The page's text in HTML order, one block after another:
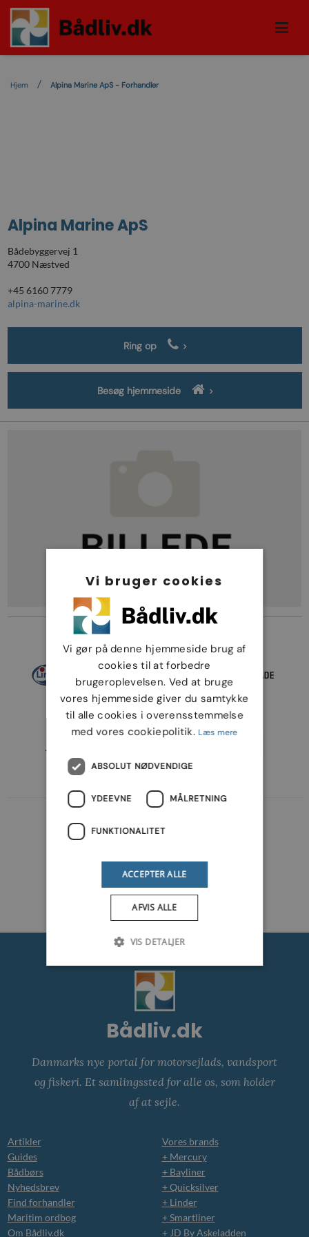
Hjem Alpina Marine ApS - Forhandler
Alpina Marine ApS
Bådebyggervej 1
4700 Næstved
+45 6160 7779
alpina-marine.dk
Ring op
Besøg hjemmeside
Varemærker
Bådliv.dk
Danmarks nye portal for motorsejlads, vandsport
og fiskeri. Et samlingssted for alle os, som holder
af at sejle.
Artikler
Guides
Bådbørs
Nyhedsbrev
Find forhandler
Maritim ordbog
Om Bådliv.dk
Vores brands
+ Mercury
+ Bayliner
+ Quicksilver
+ Linder
+ Smartliner
+ JD By Askeladden
Vi bruger cookies
Vi gør på denne hjemmeside brug af
cookies til at forbedre
brugeroplevelsen. Ved at bruge
vores hjemmeside giver du samtykke
til alle cookies i overensstemmelse
med vores cookiepolitik. Læs mere
ABSOLUT NØDVENDIGE
YDEEVNE MÅLRETNING
FUNKTIONALITET
ACCEPTER ALLE
AFVIS ALLE
VIS DETALJER